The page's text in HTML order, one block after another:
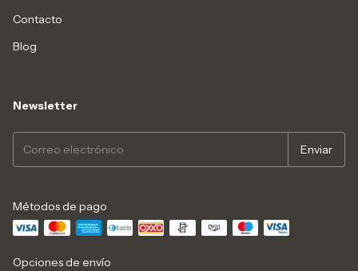
Contacto
Blog
Newsletter
Métodos de pago
Opciones de envío